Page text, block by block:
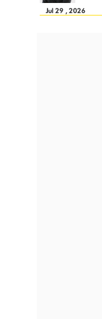
Jul 29 , 2026